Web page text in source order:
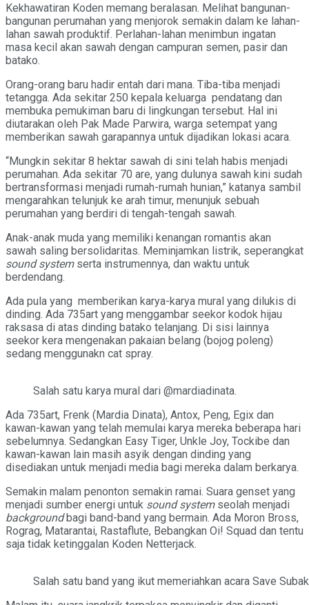
Kekhawatiran Koden memang beralasan. Melihat bangunan-
bangunan perumahan yang menjorok semakin dalam ke lahan-
lahan sawah produktif. Perlahan-lahan menimbun ingatan
masa kecil akan sawah dengan campuran semen, pasir dan
batako.
Orang-orang baru hadir entah dari mana. Tiba-tiba menjadi
tetangga. Ada sekitar 250 kepala keluarga pendatang dan
membuka pemukiman baru di lingkungan tersebut. Hal ini
diutarakan oleh Pak Made Parwira, warga setempat yang
memberikan sawah garapannya untuk dijadikan lokasi acara.
“Mungkin sekitar 8 hektar sawah di sini telah habis menjadi
perumahan. Ada sekitar 70 are, yang dulunya sawah kini sudah
bertransformasi menjadi rumah-rumah hunian,” katanya sambil
mengarahkan telunjuk ke arah timur, menunjuk sebuah
perumahan yang berdiri di tengah-tengah sawah.
Anak-anak muda yang memiliki kenangan romantis akan
sawah saling bersolidaritas. Meminjamkan listrik, seperangkat
sound systemserta instrumennya, dan waktu untuk
berdendang.
Ada pula yang memberikan karya-karya mural yang dilukis di
dinding. Ada 735art yang menggambar seekor kodok hijau
raksasa di atas dinding batako telanjang. Di sisi lainnya
seekor kera mengenakan pakaian belang (bojog poleng)
sedang menggunakn cat spray.
Salah satu karya mural dari @mardiadinata.
Ada 735art, Frenk (Mardia Dinata), Antox, Peng, Egix dan
kawan-kawan yang telah memulai karya mereka beberapa hari
sebelumnya. Sedangkan Easy Tiger, Unkle Joy, Tockibe dan
kawan-kawan lain masih asyik dengan dinding yang
disediakan untuk menjadi media bagi mereka dalam berkarya.
Semakin malam penonton semakin ramai. Suara genset yang
menjadi sumber energi untuk sound systemseolah menjadi
backgroundbagi band-band yang bermain. Ada Moron Bross,
Rograg, Matarantai, Rastaflute, Bebangkan Oi! Squad dan tentu
saja tidak ketinggalan Koden Netterjack.
Salah satu band yang ikut memeriahkan acara Save